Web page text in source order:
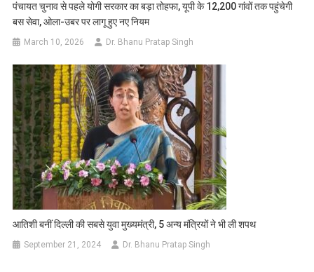
पंचायत चुनाव से पहले योगी सरकार का बड़ा तोहफा, यूपी के 12,200 गांवों तक पहुंचेगी
बस सेवा, ओला-उबर पर लागू हुए नए नियम
March 10, 2026 Dr. Bhanu Pratap Singh
आतिशी बनीं दिल्ली की सबसे युवा मुख्यमंत्री, 5 अन्य मंत्रियों ने भी ली शपथ
September 21, 2024 Dr. Bhanu Pratap Singh